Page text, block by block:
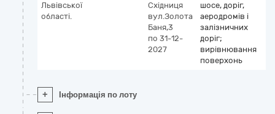
Львівської
області.
Східниця
вул.Золота
Баня,3
по 31-12-
2027
шосе, доріг,
аеродромів і
залізничних
доріг;
вирівнювання
поверхонь
+ Інформація по лоту